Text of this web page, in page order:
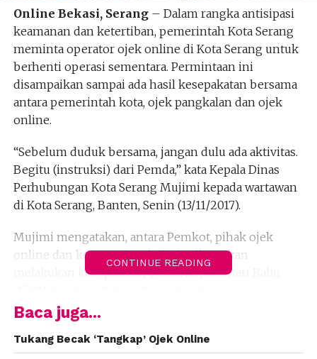
Online Bekasi, Serang– Dalam rangka antisipasi
keamanan dan ketertiban, pemerintah Kota Serang
meminta operator ojek online di Kota Serang untuk
berhenti operasi sementara. Permintaan ini
disampaikan sampai ada hasil kesepakatan bersama
antara pemerintah kota, ojek pangkalan dan ojek
online.
“Sebelum duduk bersama, jangan dulu ada aktivitas.
Begitu (instruksi) dari Pemda,” kata Kepala Dinas
Perhubungan Kota Serang Mujimi kepada wartawan
di Kota Serang, Banten, Senin (13/11/2017).
Mujimi mengatakan, antara Pemkot, pihak ojek
online dan konvensional dijadwalkan akan
melakukan kesepakatan bersama pada hari Rabu
permintaan agar ojek online tidak beroperasi untuk
menghindari hal-hal yang tidak diinginkan seperti
adanya gangguan keamanan dan ketertiban.
CONTINUE READING
Baca juga...
Tukang Becak ‘Tangkap’ Ojek Online